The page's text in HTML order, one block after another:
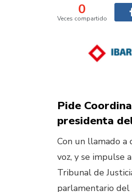
0
Veces compartido
Pide
presidenta
Con un llamado
voz, y se impulse
Tribunal de
parlamentario del